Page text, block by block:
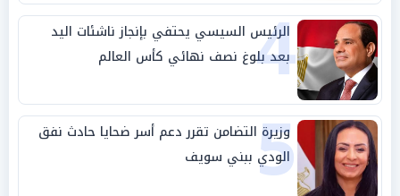
4
الرئيس السيسي يحتفي بإنجاز ناشئات اليد
بعد بلوغ نصف نهائي كأس العالم
5
وزيرة التضامن تقرر دعم أسر ضحايا حادث نفق
الودي ببني سويف